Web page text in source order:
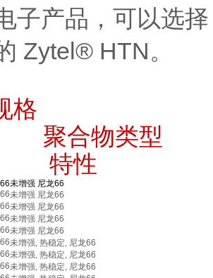
子产品，可以选择
Zytel® HTN。
规格
物类型
未增强 尼龙66
未增强 尼龙66
未增强 尼龙66
未增强 尼龙66
未增强 尼龙66
未增强, 热稳定, 尼龙66
未增强, 热稳定, 尼龙66
未增强, 热稳定, 尼龙66